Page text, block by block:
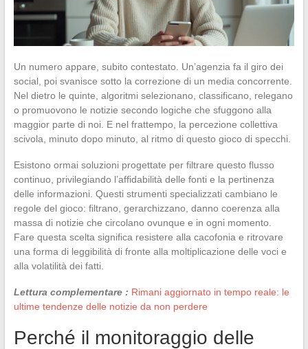
Un numero appare, subito contestato. Un’agenzia fa il giro dei
social, poi svanisce sotto la correzione di un media concorrente.
Nel dietro le quinte, algoritmi selezionano, classificano, relegano
o promuovono le notizie secondo logiche che sfuggono alla
maggior parte di noi. E nel frattempo, la percezione collettiva
scivola, minuto dopo minuto, al ritmo di questo gioco di specchi.
Esistono ormai soluzioni progettate per filtrare questo flusso
continuo, privilegiando l’affidabilità delle fonti e la pertinenza
delle informazioni. Questi strumenti specializzati cambiano le
regole del gioco: filtrano, gerarchizzano, danno coerenza alla
massa di notizie che circolano ovunque e in ogni momento.
Fare questa scelta significa resistere alla cacofonia e ritrovare
una forma di leggibilità di fronte alla moltiplicazione delle voci e
alla volatilità dei fatti.
Lettura complementare : Rimani aggiornato in tempo reale: le
ultime tendenze delle notizie da non perdere
Perché il monitoraggio delle